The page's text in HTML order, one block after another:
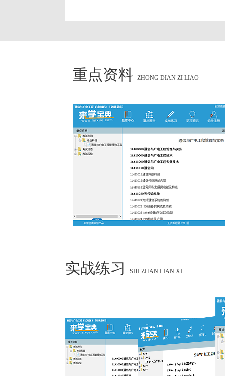
重点资料 ZHONG DIAN ZI LIAO
实战练习 SHI ZHAN LIAN XI